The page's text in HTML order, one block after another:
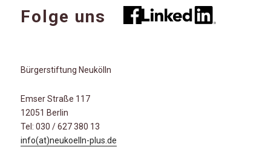
Folge uns
Bürgerstiftung Neukölln
Emser Straße 117
12051 Berlin
Tel: 030 / 627 380 13
info(at)neukoelln-plus.de